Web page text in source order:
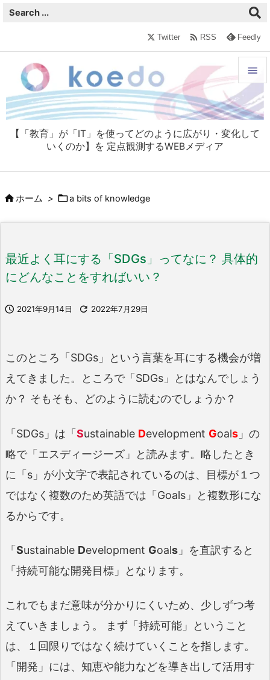
【「教育」が「IT」を使ってどのように広がり・変化して
いくのか】を 定点観測するWEBメディア


メニュ

Twitter  RSS Feedly
ホーム > a bits of knowledge
最近よく耳にする「SDGs」ってなに？ 具体的
にどんなことをすればいい？
 2021年9月14日  2022年7月29日
このところ「SDGs」という言葉を耳にする機会が増
えてきました。ところで「SDGs」とはなんでしょう
か？ そもそも、どのように読むのでしょうか？
「SDGs」は「Sustainable Development Goals 」の
略で「エスディージーズ」と読みます。略したとき
に「s」が小文字で表記されているのは、目標が１つ
ではなく複数のため英語では「Goals」と複数形にな
るからです。
「Sustainable Development Goals 」を直訳すると
「持続可能な開発目標」となります。
これでもまだ意味が分かりにくいため、少しずつ考
えていきましょう。 まず「持続可能」ということ
は、１回限りではなく続けていくことを指します。
「開発」には、知恵や能力などを導き出して活用す